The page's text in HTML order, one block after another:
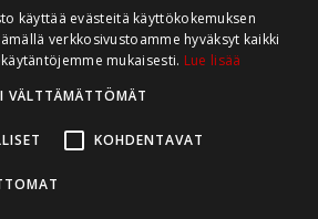
työpaikat
käyttää evästeitä käyttökokemuksen
verkkosivustoamme hyväksyt kaikki
mukaisesti. Lue lisää
VÄLTTÄMÄTTÖMÄT
KOHDENTAVAT